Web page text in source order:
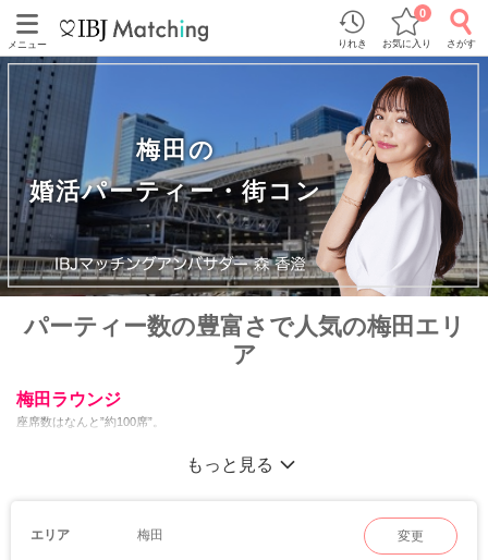
メニュー りれき お気に入り
0
さがす
梅田の
婚活パーティー・街コン
パーティー数の豊富さで人気の梅田エリ
ア
梅田ラウンジ
座席数はなんと”約100席”。
開催本数もIBJ Matching関西エリアNo.1なので、価値観重視で出会いたい。趣味が同
じな方と出会いたい。同年代の方と出会いたいなど
合コン型パーティー
もっと見る
エリア 梅田 変更